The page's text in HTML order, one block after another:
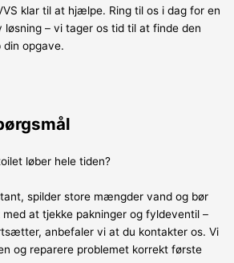
klar til at hjælpe. Ring til os i dag for en
løsning – vi tager os tid til at finde den
din opgave.
løber hele tiden?
spilder store mængder vand og bør
at tjekke pakninger og fyldeventil –
anbefaler vi at du kontakter os. Vi
og reparere problemet korrekt første